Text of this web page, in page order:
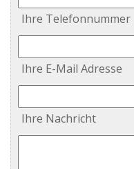
Ihre Telefonnummer
Ihre E-Mail Adresse
Ihre Nachricht